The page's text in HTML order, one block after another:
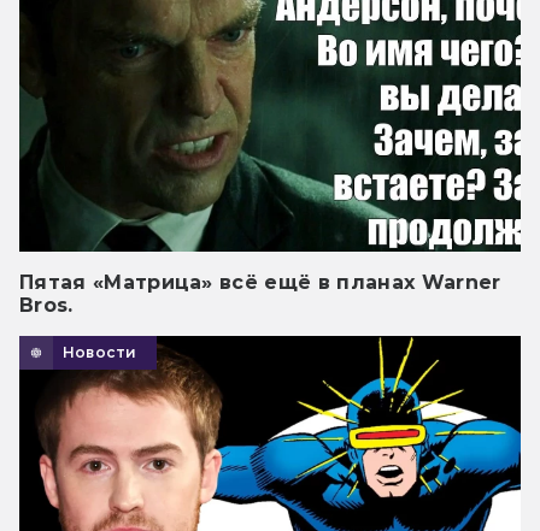
Пятая «Матрица» всё ещё в планах Warner
Bros.
Новости